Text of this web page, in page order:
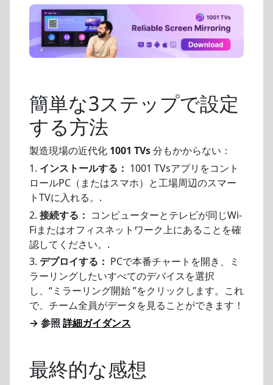
簡単な3ステップで設定
する方法
製造現場の近代化 1001 TVs分もかからない：
1. インストールする： 1001 TVsアプリをコント
ロールPC（またはスマホ）と工場周辺のスマー
トTVに入れる。.
2. 接続する： コンピューターとテレビが同じWi-
Fiまたはオフィスネットワーク上にあることを確
認してください。.
3. デプロイする： PCで本番チャートを開き、ミ
ラーリングしたいすべてのデバイスを選択
し、“ミラーリング開始 ”をクリックします。これ
で、チーム全員がデータを見ることができます！
→ 参照 詳細ガイダンス
最終的な感想